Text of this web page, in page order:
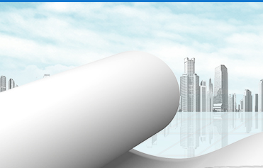
欧博(中国)简介
总裁寄语
发展历程
资质荣誉
企
员